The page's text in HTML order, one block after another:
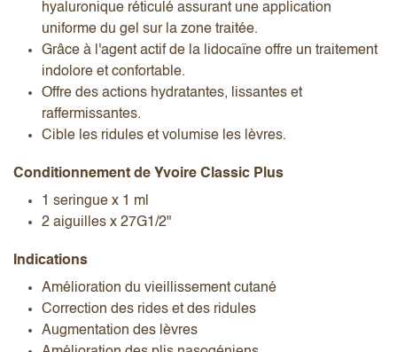
hyaluronique réticulé assurant une application
uniforme du gel sur la zone traitée.
Grâce à l'agent actif de la lidocaïne offre un traitement
indolore et confortable.
Offre des actions hydratantes, lissantes et
raffermissantes.
Cible les ridules et volumise les lèvres.
Conditionnement de Yvoire Classic Plus
1 seringue x 1 ml
2 aiguilles x 27G1/2"
Indications
Amélioration du vieillissement cutané
Correction des rides et des ridules
Augmentation des lèvres